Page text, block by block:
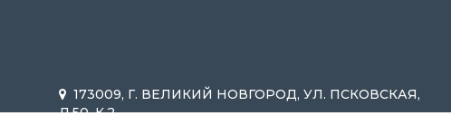
173009, Г. ВЕЛИКИЙ НОВГОРОД, УЛ. ПСКОВСКАЯ,
Д.50, К.2